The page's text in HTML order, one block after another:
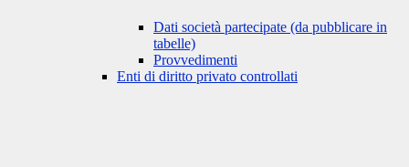
Dati società partecipate (da pubblicare in
tabelle)
Provvedimenti
Enti di diritto privato controllati